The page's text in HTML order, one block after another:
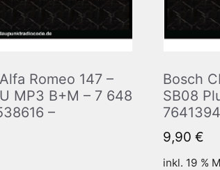
Romeo 147 –
MP3 B+M – 7 648
–
Bosch
SB08
9,90 €
inkl. 19 %